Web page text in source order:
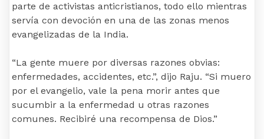
parte de activistas anticristianos, todo ello mientras
servía con devoción en una de las zonas menos
evangelizadas de la India.
“La gente muere por diversas razones obvias:
enfermedades, accidentes, etc.”, dijo Raju. “Si muero
por el evangelio, vale la pena morir antes que
sucumbir a la enfermedad u otras razones
comunes. Recibiré una recompensa de Dios.”